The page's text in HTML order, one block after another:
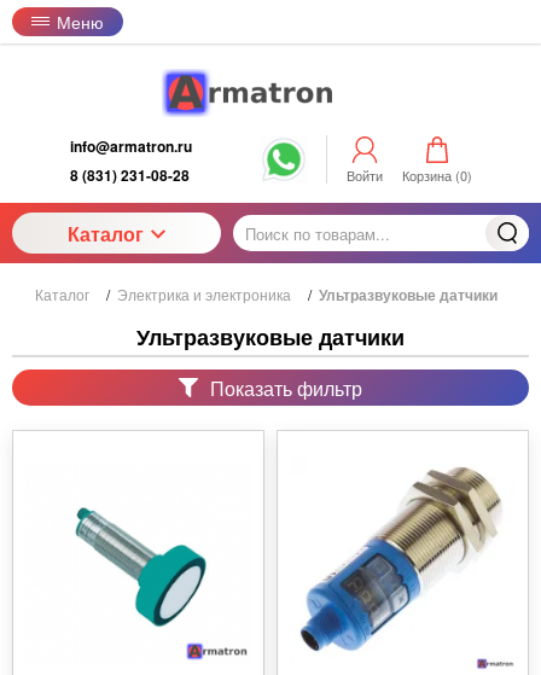
Меню
info@armatron.ru
8 (831) 231-08-28
Войти Корзина (0)
Каталог
Каталог / Электрика и электроника / Ультразвуковые датчики
Ультразвуковые датчики
Показать фильтр